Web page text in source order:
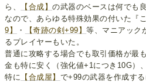
ら、
【合成】の武器のベースは何でも
なので、あらゆる特殊効果の付いた『
9】
・ 【奇跡の剣+99】等、マニアック
るプレイヤーもいた。
普通に攻略する場合でも取引価格が最
金も特に安く（強化値+1につき10G）
特に
【合成屋】 で+99の武器を作成す